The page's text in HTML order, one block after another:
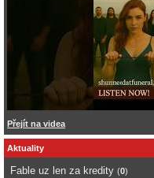
Přejít na videa
Aktuality
Fable uz len za kredity (0)